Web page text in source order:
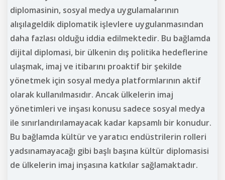
diplomasinin, sosyal medya uygulamalarının
alışılageldik diplomatik işlevlere uygulanmasından
daha fazlası olduğu iddia edilmektedir. Bu bağlamda
dijital diplomasi, bir ülkenin dış politika hedeflerine
ulaşmak, imaj ve itibarını proaktif bir şekilde
yönetmek için sosyal medya platformlarının aktif
olarak kullanılmasıdır. Ancak ülkelerin imaj
yönetimleri ve inşası konusu sadece sosyal medya
ile sınırlandırılamayacak kadar kapsamlı bir konudur.
Bu bağlamda kültür ve yaratıcı endüstrilerin rolleri
yadsınamayacağı gibi başlı başına kültür diplomasisi
de ülkelerin imaj inşasına katkılar sağlamaktadır.